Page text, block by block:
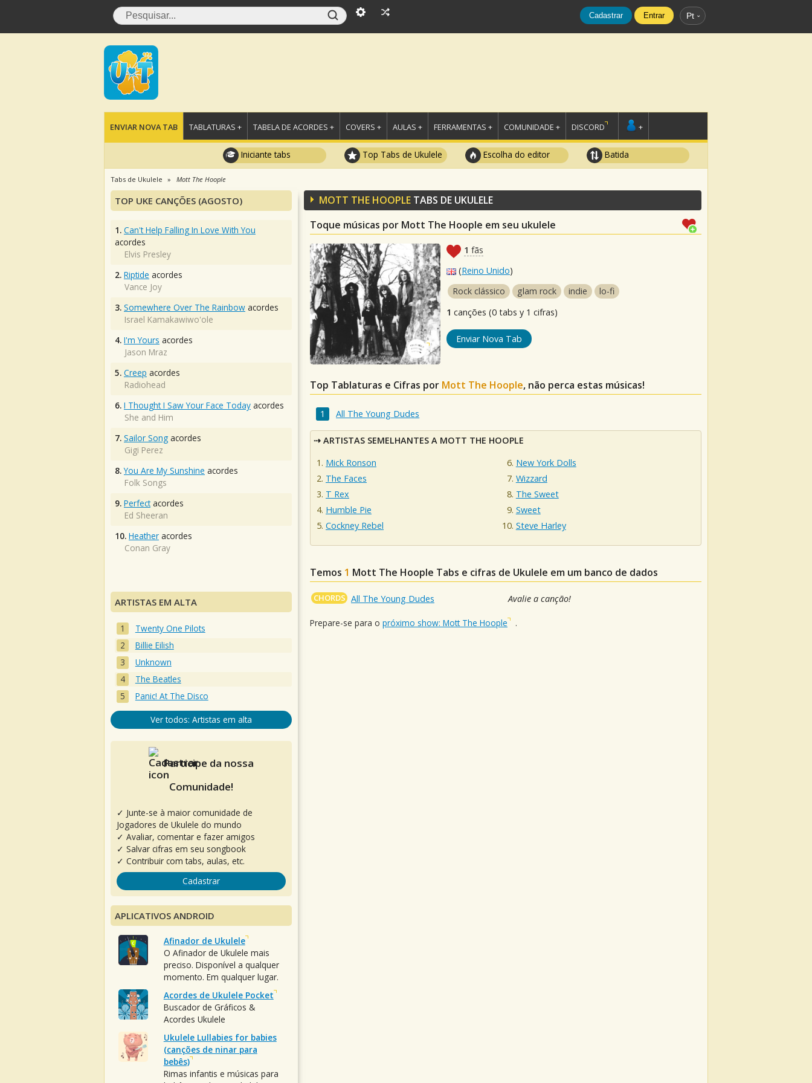
Cadastrar Entrar Pt
ENVIAR NOVA TAB TABLATURAS + TABELA DE ACORDES + COVERS + AULAS + FERRAMENTAS + COMUNIDADE + DISCORD +
Iniciante tabs Top Tabs de Ukulele Escolha do editor Batida
Tabs de Ukulele Mott The Hoople
MOTT THE HOOPLE TABS DE UKULELE
Toque músicas por Mott The Hoople em seu ukulele
1 fãs
(Reino Unido)
Rock clássico
glam rock indie
lo-fi
1 canções (0 tabs y 1 cifras)
Enviar Nova Tab
Top Tablaturas e Cifras por Mott The Hoople, não perca estas músicas!
All The Young Dudes
ARTISTAS SEMELHANTES A MOTT THE HOOPLE
Mick Ronson
The Faces
T Rex
Humble Pie
Cockney Rebel
New York Dolls
Wizzard
The Sweet
Sweet
Steve Harley
Temos 1 Mott The Hoople Tabs e cifras de Ukulele em um banco de dados
CHORDS All The Young Dudes Avalie a canção!
Prepare-se para o próximo show: Mott The Hoople .
TOP UKE CANÇÕES (AGOSTO)
1. Can't Help Falling In Love With You
acordes
Elvis Presley
2. Riptide acordes
Vance Joy
3. Somewhere Over The Rainbow acordes
Israel Kamakawiwo'ole
4. I'm Yours acordes
Jason Mraz
5. Creep acordes
Radiohead
6. I Thought I Saw Your Face Today acordes
She and Him
7. Sailor Song acordes
Gigi Perez
8. You Are My Sunshine acordes
Folk Songs
9. Perfectacordes
Ed Sheeran
10. Heather acordes
Conan Gray
ARTISTAS EM ALTA
Twenty One Pilots
Billie Eilish
Unknown
The Beatles
Panic! At The Disco
Ver todos: Artistas em alta
Participe da nossa
Comunidade!
✓ Junte-se à maior comunidade de
Jogadores de Ukulele do mundo
✓ Avaliar, comentar e fazer amigos
✓ Salvar cifras em seu songbook
✓ Contribuir com tabs, aulas, etc.
Cadastrar
APLICATIVOS ANDROID
Afinador de Ukulele
O Afinador de Ukulele mais
preciso. Disponível a qualquer
momento. Em qualquer lugar.
Acordes de Ukulele Pocket
Buscador de Gráficos &
Acordes Ukulele
Ukulele Lullabies for babies
(canções de ninar para
bebês)
Rimas infantis e músicas para